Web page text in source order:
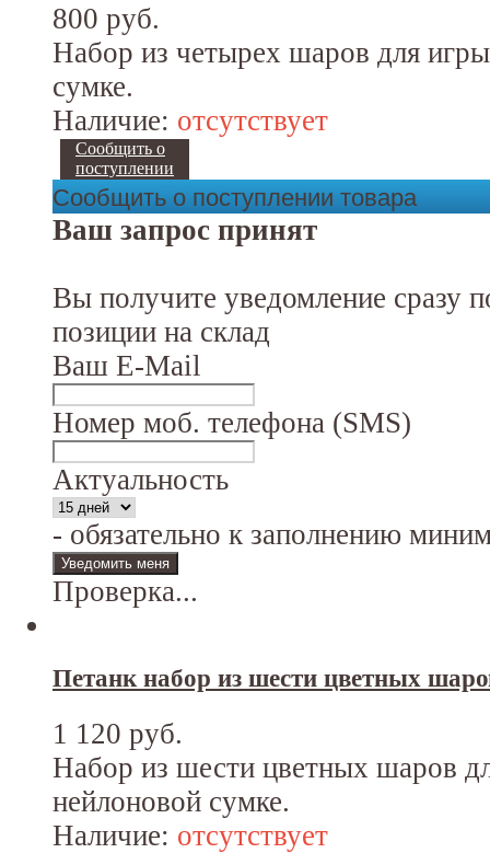
800 руб.
Набор из четырех шаров для
сумке.
Наличие: отсутствует
Сообщить о
поступлении
Сообщить о поступлении товара
Ваш запрос принят
Вы получите уведомление сразу
позиции на склад
Ваш E-Mail
Номер моб. телефона (SMS)
Актуальность
- обязательно к заполнению
Проверка...
Петанк набор из шести цветных
1 120 руб.
Набор из шести цветных шаров
нейлоновой сумке.
Наличие: отсутствует